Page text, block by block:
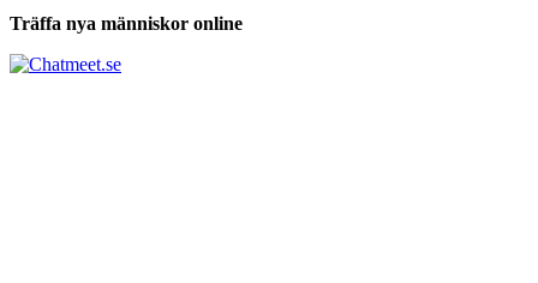
Träffa nya människor online